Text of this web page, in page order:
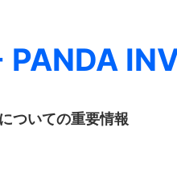
ついての重要情報